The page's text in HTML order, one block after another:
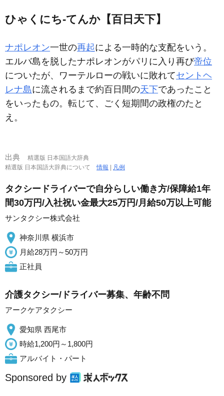
ひゃくにち‐てんか【百日天下】
ナポレオン一世の再起による一時的な支配をいう。
エルバ島を脱したナポレオンがパリに入り再び帝位
についたが、ワーテルローの戦いに敗れてセントヘ
レナ島に流されるまで約百日間の天下であったこと
をいったもの。転じて、ごく短期間の政権のたと
え。
出典
精選版 日本国語大辞典
精選版 日本国語大辞典について情報 | 凡例
タクシードライバーで自分らしい働き方/保障給1年
間30万円/入社祝い金最大25万円/月給50万以上可能
サンタクシー株式会社
神奈川県 横浜市
月給28万円～50万円
正社員
介護タクシー/ドライバー募集、年齢不問
アークケアタクシー
愛知県 西尾市
時給1,200円～1,800円
アルバイト・パート
Sponsored by